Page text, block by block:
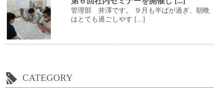
管理部 井澤です。 ９月も半ばが過ぎ、朝晩
はとても過ごしやす [...]
CATEGORY